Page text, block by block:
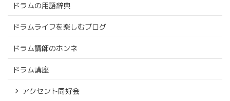
ドラムの用語辞典
ドラムライフを楽しむブログ
ドラム講師のホンネ
ドラム講座
アクセント同好会